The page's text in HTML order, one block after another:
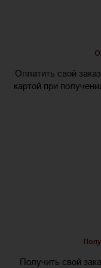
Оплатить свой
картой при
Получить свой